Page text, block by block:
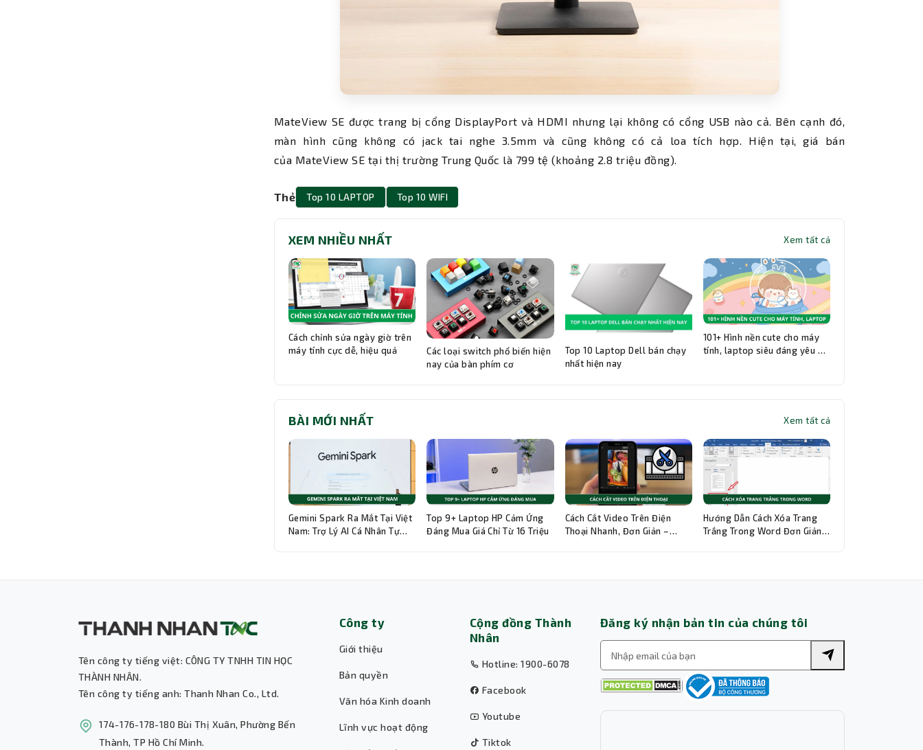
MateView SE được trang bị cổng DisplayPort và HDMI nhưng lại không có cổng USB nào cả. Bên cạnh đó,
màn hình cũng không có jack tai nghe 3.5mm và cũng không có cả loa tích hợp. Hiện tại, giá bán
của MateView SE tại thị trường Trung Quốc là 799 tệ (khoảng 2.8 triệu đồng).
Thẻ Top 10 LAPTOP Top 10 WIFI
XEM NHIỀU NHẤT Xem tất cả
Cách chỉnh sửa ngày giờ trên
máy tính cực dễ, hiệu quả
Các loại switch phổ biến hiện
nay của bàn phím cơ
Top 10 Laptop Dell bán chạy
nhất hiện nay
101+ Hình nền cute cho máy
tính, laptop siêu đáng yêu và
BÀI MỚI NHẤT Xem tất cả
Gemini Spark Ra Mắt Tại Việt
Nam: Trợ Lý AI Cá Nhân Tự
Top 9+ Laptop HP Cảm Ứng
Đáng Mua Giá Chỉ Từ 16 Triệu
Cách Cắt Video Trên Điện
Thoại Nhanh, Đơn Giản –
Hướng Dẫn Cách Xóa Trang
Trắng Trong Word Đơn Giản,
Tên công ty tiếng việt: CÔNG TY TNHH TIN HỌC
THÀNH NHÂN.
Tên công ty tiếng anh: Thanh Nhan Co., Ltd.
174-176-178-180 Bùi Thị Xuân, Phường Bến
Thành, TP Hồ Chí Minh.
Công ty
Giới thiệu
Bản quyền
Văn hóa Kinh doanh
Lĩnh vực hoạt động
Cộng đồng Thành
Nhân
Hotline: 1900-6078
Facebook
Youtube
Tiktok
Đăng ký nhận bản tin của chúng tôi
Thành Nhân TNC
Trợ lý AI • Phản hồi tức thì